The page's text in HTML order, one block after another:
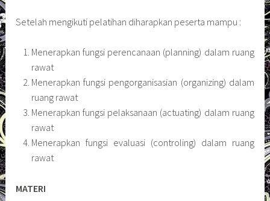
Setelah mengikuti pelatihan diharapkan peserta mampu :
Menerapkan fungsi perencanaan (planning) dalam ruang
rawat
Menerapkan fungsi pengorganisasian (organizing) dalam
ruang rawat
Menerapkan fungsi pelaksanaan (actuating) dalam ruang
rawat
Menerapkan fungsi evaluasi (controling) dalam ruang
rawat
MATERI